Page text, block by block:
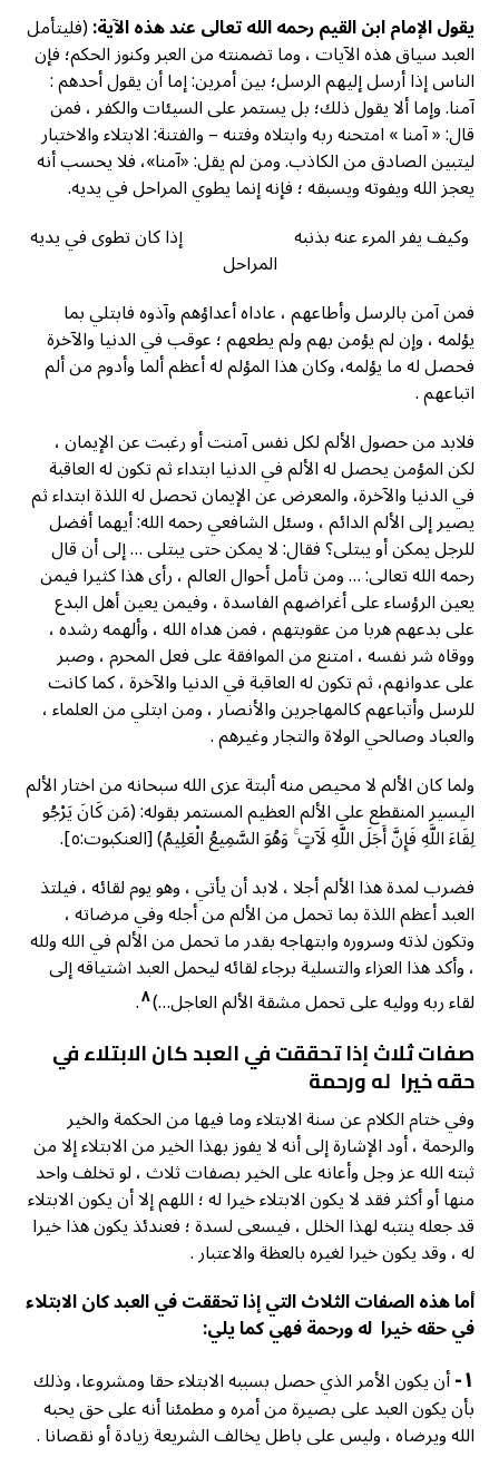
يقول الإمام ابن القيم رحمه الله تعالى عند هذه الآية:(فليتأمل
العبد سياق هذه الآيات ، وما تضمنته من العبر وكنوز الحكم؛ فإن
الناس إذا أرسل إليهم الرسل؛ بين أمرين: إما أن يقول أحدهم :
آمنا. وإما ألا يقول ذلك؛ بل يستمر على السيئات والكفر ، فمن
قال: « آمنا » امتحنه ربه وابتلاه وفتنه – والفتنة: الابتلاء والاختبار
ليتبين الصادق من الكاذب. ومن لم يقل: «آمنا»، فلا يحسب أنه
يعجز الله ويفوته ويسبقه ؛ فإنه إنما يطوي المراحل في يديه.
وكيف يفر المرء عنه بذنبه إذا كان تطوى في يديه
المراحل
فمن آمن بالرسل وأطاعهم ، عاداه أعداؤهم وآذوه فابتلي بما
يؤلمه ، وإن لم يؤمن بهم ولم يطعهم ؛ عوقب في الدنيا والآخرة
فحصل له ما يؤلمه، وكان هذا المؤلم له أعظم ألما وأدوم من ألم
اتباعهم .
فلابد من حصول الألم لكل نفس آمنت أو رغبت عن الإيمان ،
لكن المؤمن يحصل له الألم في الدنيا ابتداء ثم تكون له العاقبة
في الدنيا والآخرة، والمعرض عن الإيمان تحصل له اللذة ابتداء ثم
يصير إلى الألم الدائم ، وسئل الشافعي رحمه الله: أيهما أفضل
للرجل يمكن أو يبتلى؟ فقال: لا يمكن حتى يبتلى … إلى أن قال
رحمه الله تعالى: … ومن تأمل أحوال العالم ، رأی هذا كثيرا فيمن
يعين الرؤساء على أغراضهم الفاسدة ، وفيمن يعين أهل البدع
على بدعهم هربا من عقوبتهم ، فمن هداه الله ، وألهمه رشده ،
ووقاه شر نفسه ، امتنع من الموافقة على فعل المحرم ، وصبر
على عدوانهم، ثم تكون له العاقبة في الدنيا والآخرة ، كما كانت
للرسل وأتباعهم كالمهاجرين والأنصار ، ومن ابتلي من العلماء ،
والعباد وصالحي الولاة والتجار وغيرهم .
ولما كان الألم لا محيص منه ألبتة عزى الله سبحانه من اختار الألم
اليسير المنقطع على الألم العظيم المستمر بقوله: (مَن كَانَ يَرْجُو
لِقَاءَ اللَّهِ فَإِنَّ أَجَلَ اللَّهِ لَآتٍ ۚ وَهُوَ السَّمِيعُ الْعَلِيمُ) [العنكبوت:٥].
فضرب لمدة هذا الألم أجلا ، لابد أن يأتي ، وهو يوم لقائه ، فيلتذ
العبد أعظم اللذة بما تحمل من الألم من أجله وفي مرضاته ،
وتكون لذته وسروره وابتهاجه بقدر ما تحمل من الألم في الله ولله
، وأكد هذا العزاء والتسلية برجاء لقائه ليحمل العبد اشتياقه إلى
لقاء ربه ووليه على تحمل مشقة الألم العاجل…)٨.
صفات ثلاث إذا تحققت في العبد كان الابتلاء في
حقه خيرا له ورحمة
وفي ختام الكلام عن سنة الابتلاء وما فيها من الحكمة والخير
والرحمة ، أود الإشارة إلى أنه لا يفوز بهذا الخير من الابتلاء إلا من
ثبته الله عز وجل وأعانه على الخير بصفات ثلاث ، لو تخلف واحد
منها أو أكثر فقد لا يكون الابتلاء خيرا له ؛ اللهم إلا أن يكون الابتلاء
قد جعله ينتبه لهذا الخلل ، فيسعى لسدة ؛ فعندئذ يكون هذا خيرا
له ، وقد يكون خيرا لغيره بالعظة والاعتبار .
أما هذه الصفات الثلاث التي إذا تحققت في العبد كان الابتلاء
في حقه خيرا له ورحمة فهي كما يلي:
١- أن يكون الأمر الذي حصل بسببه الابتلاء حقا ومشروعا، وذلك
بأن يكون العبد على بصيرة من أمره و مطمئنا أنه على حق يحبه
الله ويرضاه ، وليس على باطل يخالف الشريعة زيادة أو نقصانا .